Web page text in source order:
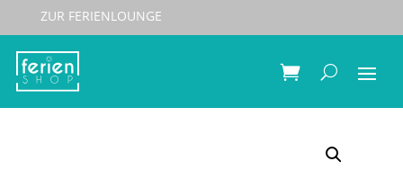
ZUR FERIENLOUNGE
Start/
Frida 17/19cm